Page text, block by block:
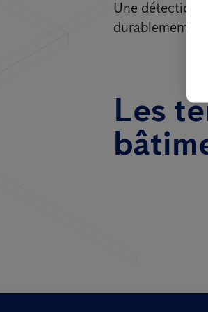
Une détection
durablement le
Les